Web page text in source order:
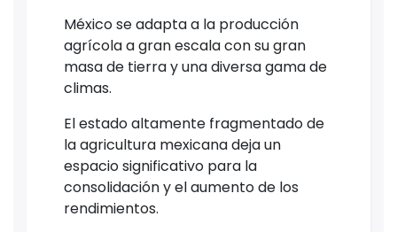
México se adapta a la producción
agrícola a gran escala con su gran
masa de tierra y una diversa gama de
climas.
El estado altamente fragmentado de
la agricultura mexicana deja un
espacio significativo para la
consolidación y el aumento de los
rendimientos.